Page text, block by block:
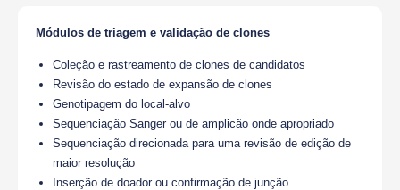
Módulos de triagem e validação de clones
Coleção e rastreamento de clones de candidatos
Revisão do estado de expansão de clones
Genotipagem do local-alvo
Sequenciação Sanger ou de amplicão onde apropriado
Sequenciação direcionada para uma revisão de edição de
maior resolução
Inserção de doador ou confirmação de junção